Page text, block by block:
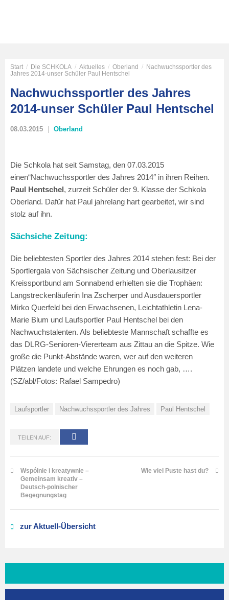
Start / Die SCHKOLA / Aktuelles / Oberland / Nachwuchssportler des
Jahres 2014-unser Schüler Paul Hentschel
Nachwuchssportler des Jahres
2014-unser Schüler Paul Hentschel
08.03.2015 Oberland
Die Schkola hat seit Samstag, den 07.03.2015
einen“Nachwuchssportler des Jahres 2014″ in ihren Reihen.
Paul Hentschel, zurzeit Schüler der 9. Klasse der Schkola
Oberland. Dafür hat Paul jahrelang hart gearbeitet, wir sind
stolz auf ihn.
Sächsiche Zeitung:
Die beliebtesten Sportler des Jahres 2014 stehen fest: Bei der
Sportlergala von Sächsischer Zeitung und Oberlausitzer
Kreissportbund am Sonnabend erhielten sie die Trophäen:
Langstreckenläuferin Ina Zscherper und Ausdauersportler
Mirko Querfeld bei den Erwachsenen, Leichtathletin Lena-
Marie Blum und Laufsportler Paul Hentschel bei den
Nachwuchstalenten. Als beliebteste Mannschaft schaffte es
das DLRG-Senioren-Viererteam aus Zittau an die Spitze. Wie
große die Punkt-Abstände waren, wer auf den weiteren
Plätzen landete und welche Ehrungen es noch gab, ….
(SZ/abl/Fotos: Rafael Sampedro)
Laufsportler Nachwuchssportler des Jahres Paul Hentschel
TEILEN AUF:
Wspólnie i kreatywnie –
Gemeinsam kreativ –
Deutsch-polnischer
Begegnungstag
Wie viel Puste hast du?
zur Aktuell-Übersicht